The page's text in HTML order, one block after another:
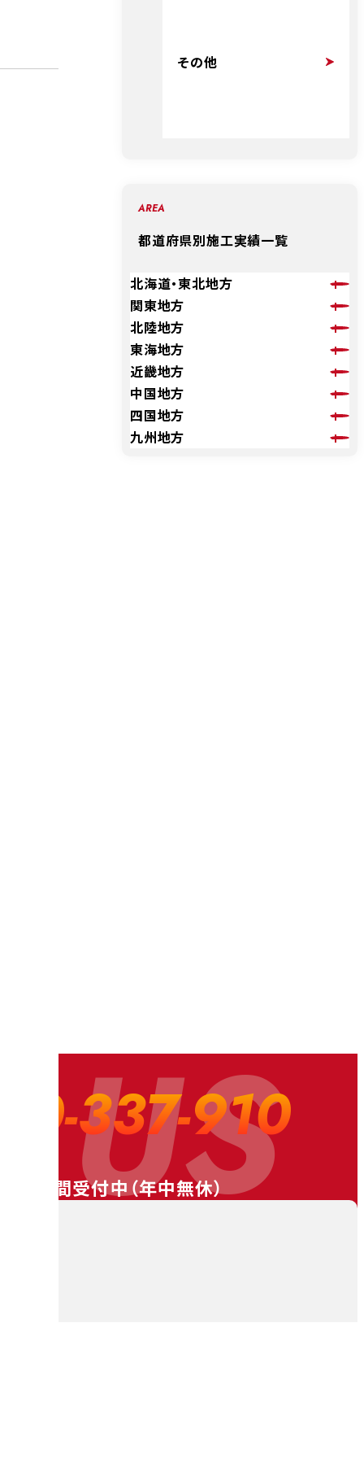
その他
AREA
都道府県別施工実績一覧
北海道・東北地方
関東地方
北陸地方
東海地方
近畿地方
中国地方
四国地方
九州地方
US
337-910
24時間受付中（年中無休）